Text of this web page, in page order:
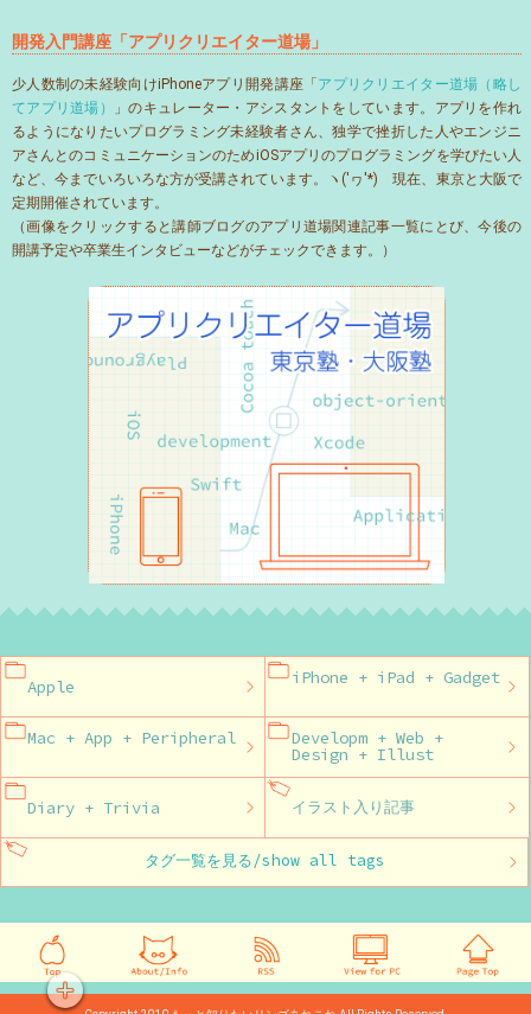
開発入門講座「アプリクリエイター道場」
少人数制の未経験向けiPhoneアプリ開発講座「アプリクリエイター道場（略し
てアプリ道場）
」のキュレーター・アシスタントをしています。アプリを作れ
るようになりたいプログラミング未経験者さん、独学で挫折した人やエンジニ
アさんとのコミュニケーションのためiOSアプリのプログラミングを学びたい人
など、今までいろいろな方が受講されています。ヽ('ヮ'*)ゝ現在、東京と大阪で
定期開催されています。
（画像をクリックすると講師ブログのアプリ道場関連記事一覧にとび、今後の
開講予定や卒業生インタビューなどがチェックできます。）
Apple iPhone + iPad + Gadget
Mac + App + Peripheral Developm + Web +
Design + Illust
Diary + Trivia イラスト入り記事
タグ一覧を見る/show all tags